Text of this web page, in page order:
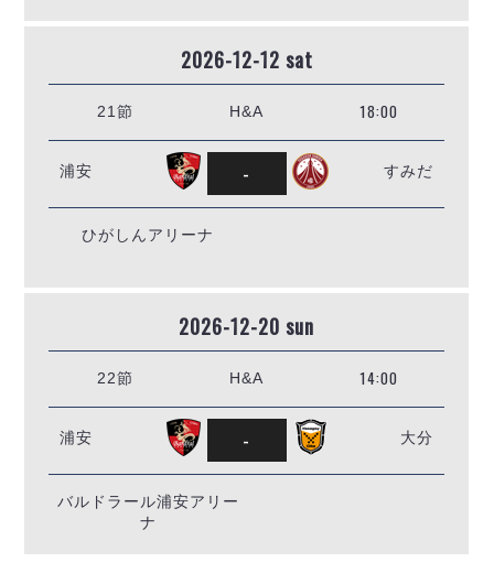
2026-12-12 sat
21節 H&A 18:00
浦安 - すみだ
ひがしんアリーナ
2026-12-20 sun
22節 H&A 14:00
浦安 - 大分
バルドラール浦安アリー
ナ